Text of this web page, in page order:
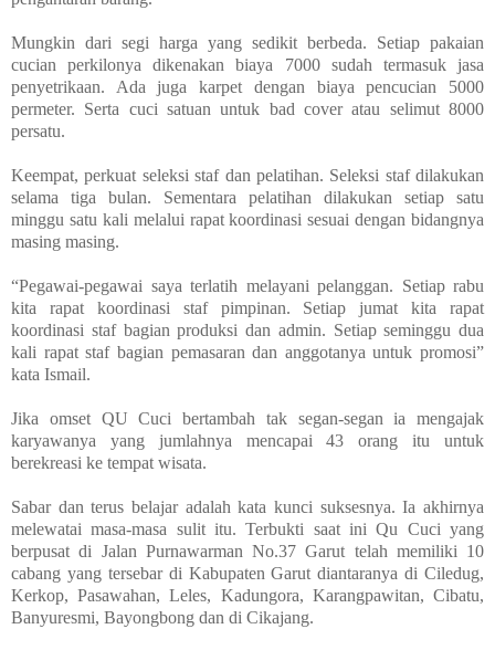
Mungkin dari segi harga yang sedikit berbeda. Setiap pakaian
cucian perkilonya dikenakan biaya 7000 sudah termasuk jasa
penyetrikaan. Ada juga karpet dengan biaya pencucian 5000
permeter. Serta cuci satuan untuk bad cover atau selimut 8000
persatu.
Keempat, perkuat seleksi staf dan pelatihan. Seleksi staf dilakukan
selama tiga bulan. Sementara pelatihan dilakukan setiap satu
minggu satu kali melalui rapat koordinasi sesuai dengan bidangnya
masing masing.
“Pegawai-pegawai saya terlatih melayani pelanggan. Setiap rabu
kita rapat koordinasi staf pimpinan. Setiap jumat kita rapat
koordinasi staf bagian produksi dan admin. Setiap seminggu dua
kali rapat staf bagian pemasaran dan anggotanya untuk promosi”
kata Ismail.
Jika omset QU Cuci bertambah tak segan-segan ia mengajak
karyawanya yang jumlahnya mencapai 43 orang itu untuk
berekreasi ke tempat wisata.
Sabar dan terus belajar adalah kata kunci suksesnya. Ia akhirnya
melewatai masa-masa sulit itu. Terbukti saat ini Qu Cuci yang
berpusat di Jalan Purnawarman No.37 Garut telah memiliki 10
cabang yang tersebar di Kabupaten Garut diantaranya di Ciledug,
Kerkop, Pasawahan, Leles, Kadungora, Karangpawitan, Cibatu,
Banyuresmi, Bayongbong dan di Cikajang.